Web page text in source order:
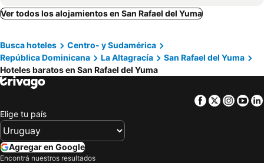
Habana Hotel Y Restaurante
Catalonia Gran Dominicus
Ver todos los alojamientos en San Rafael del Yuma
Busca hoteles
Centro- y Sudamérica
República Dominicana
La Altagracía
San Rafael del Yuma
Hoteles baratos en San Rafael del Yuma
Facebook
Twitter
Elige tu país
Agregar en Google
Encontrá nuestros resultados